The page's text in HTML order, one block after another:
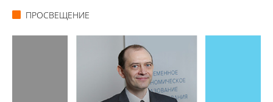
ПРОСВЕЩЕНИЕ